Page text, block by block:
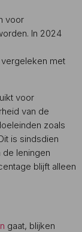
voor
In 2024
met
voor
van de
zoals
is sindsdien
leningen
blijft alleen
gaat, blijken